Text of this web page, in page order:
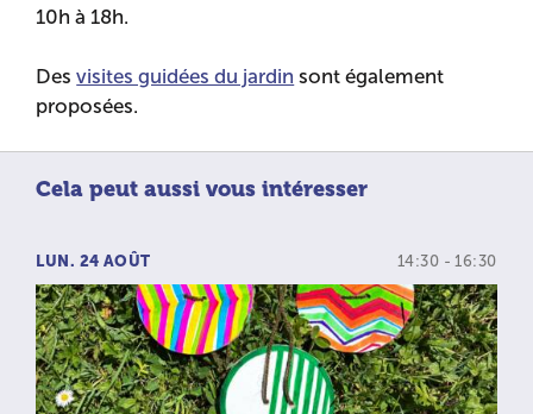
10h à 18h.
Desvisites guidées du jardin sont également
proposées.
Cela peut aussi vous intéresser
LUN. 24 AOÛT 14:30 - 16:30